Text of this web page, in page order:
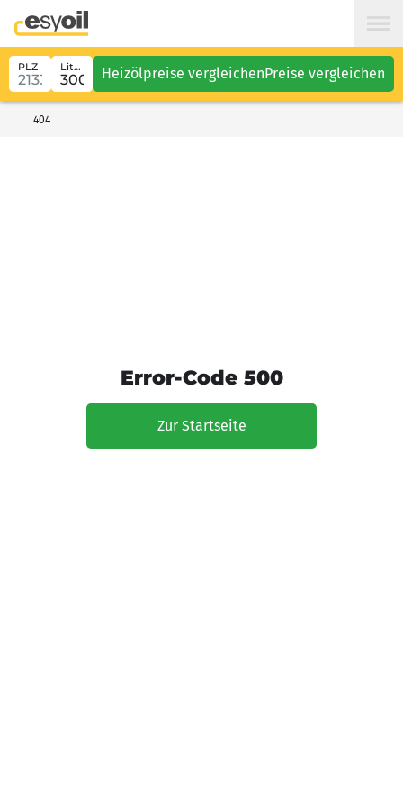
PLZ Liter Heizölpreise vergleichenPreise vergleichen
404
Error-Code 500
Zur Startseite